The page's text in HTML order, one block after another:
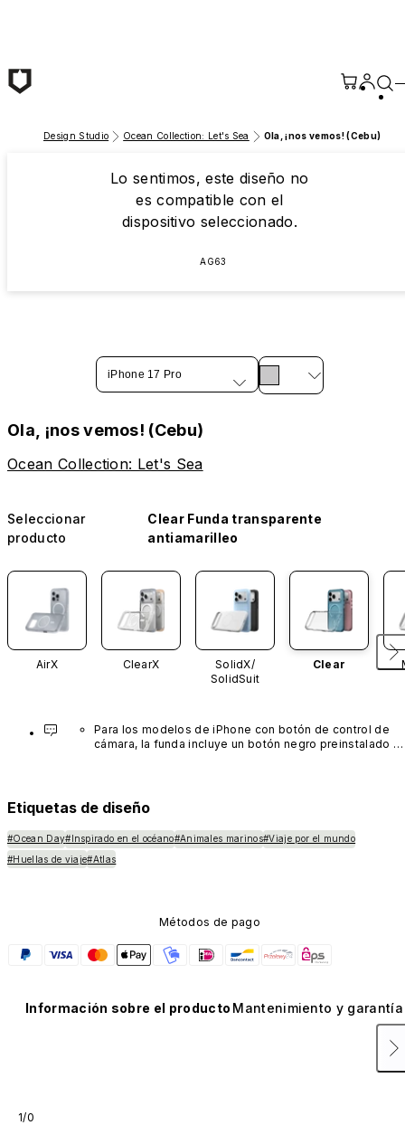
Design Studio Ocean Collection: Let's Sea Ola, ¡nos vemos! (Cebu)
Lo sentimos, este diseño no
es compatible con el
dispositivo seleccionado.
AG63
iPhone 17 Pro
Ola, ¡nos vemos! (Cebu)
Ocean Collection: Let's Sea
Seleccionar
producto
Clear Funda transparente
antiamarilleo
AirX ClearX
SolidX/
SolidSuit
Clear
Para los modelos de iPhone con botón de control de
cámara, la funda incluye un botón negro preinstalado
Etiquetas de diseño
#Ocean Day#Inspirado en el océano#Animales marinos#Viaje por el mundo
#Huellas de viaje#Atlas
Métodos de pago
Información sobre el producto Mantenimiento y garantía
1/0